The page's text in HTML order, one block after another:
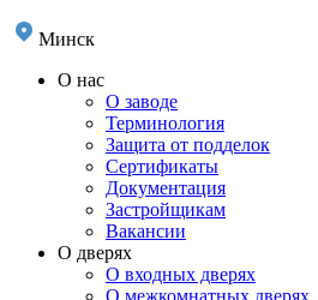
Минск
О нас
О заводе
Терминология
Защита от подделок
Сертификаты
Документация
Застройщикам
Вакансии
О дверях
О входных дверях
О межкомнатных дверях